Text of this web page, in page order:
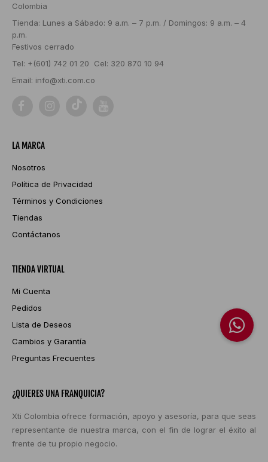
Colombia
Tienda: Lunes a Sábado: 9 a.m. – 7 p.m. / Domingos: 9 a.m. – 4
p.m.
Festivos cerrado
Tel: +(601) 742 01 20 Cel: 320 870 10 94
Email: info@xti.com.co
LA MARCA
Nosotros
Política de Privacidad
Términos y Condiciones
Tiendas
Contáctanos
TIENDA VIRTUAL
Mi Cuenta
Pedidos
Lista de Deseos
Cambios y Garantía
Preguntas Frecuentes
¿QUIERES UNA FRANQUICIA?
Xti Colombia ofrece formación, apoyo y asesoría, para que seas
representante de nuestra marca, con el fin de lograr el éxito al
frente de tu propio negocio.